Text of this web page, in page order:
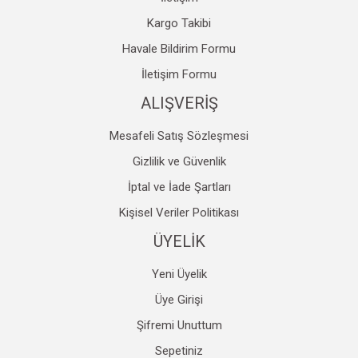
Gönder
Kargo Takibi
Havale Bildirim Formu
İletişim Formu
ALIŞVERİŞ
Mesafeli Satış Sözleşmesi
Gizlilik ve Güvenlik
İptal ve İade Şartları
Kişisel Veriler Politikası
ÜYELİK
Yeni Üyelik
Üye Girişi
Şifremi Unuttum
Sepetiniz